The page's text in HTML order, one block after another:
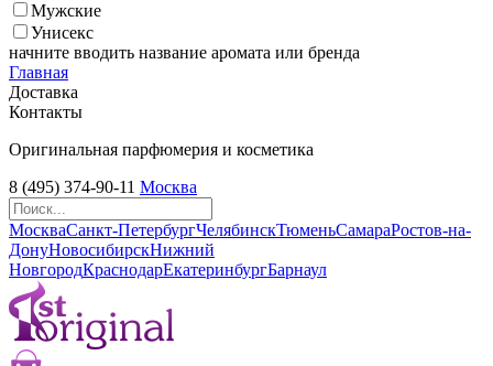
Мужские
Унисекс
начните вводить название аромата или бренда
Главная
Доставка
Контакты
Оригинальная парфюмерия и косметика
8 (495) 374-90-11 Москва
МоскваСанкт-ПетербургЧелябинскТюменьСамараРостов-на-
ДонуНовосибирскНижний
НовгородКраснодарЕкатеринбургБарнаул